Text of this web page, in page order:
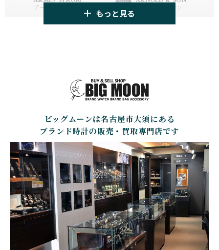
ウブロ
BELL＆ROSS SINN
ジン
CARTIER
カルティエ
CHANEL
シャネル
CHOPARD
ショパール
SEIKO
セイコー
GLASHUTTE ORIGINA
L
グラスヒュッテ・オリジ
ナル
CHRONOSWISS
クロノスイス
ALAIN SILBERSTEIN
アラン・シルベスタイン
CITIZEN
シチズン
アーミン・シュトローム アーノルド&サン
BAMFORD LONDON
バンフォード・ロンドン
BAUME&MERCIER
ボーム＆メルシエ
BEAUBLEU
ボーブルー
BELL＆ROSS
ベル＆ロス
BLANCPAIN
ブランパン
BOLDR Supply Compan
y
ボルダー・サプライ・カ
ンパニー
BOVET
ボヴェ
BREGUET
ブレゲ
BREITLING
ブライトリング
BRUNO SOHNLE Glash
utte
ブルーノ・ゾンレー・ グ
ラスヒュッテ
もっと見る
ビッグムーンは名古屋市大須にある
ブランド時計の販売・買取専門店です